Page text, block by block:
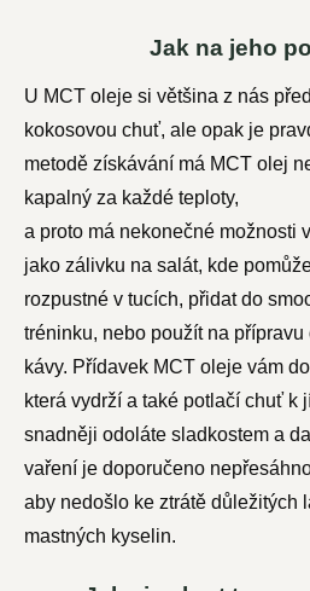
Jak na jeho
U MCT oleje si většina z nás
kokosovou chuť, ale opak je
metodě získávání má MCT olej
kapalný za každé teploty,
a proto má nekonečné možnosti
jako zálivku na salát, kde
rozpustné v tucích, přidat do
tréninku, nebo použít na
kávy. Přídavek MCT oleje vám
která vydrží a také potlačí chuť k
snadněji odoláte sladkostem a
vaření je doporučeno
aby nedošlo ke ztrátě důležitých
mastných kyselin.